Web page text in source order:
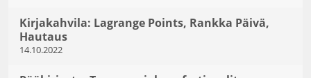
Kirjakahvila: Lagrange Points, Rankka Päivä,
Hautaus
14.10.2022